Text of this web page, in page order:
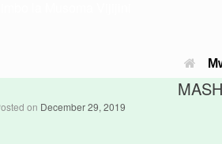
Posted on December 29, 2019